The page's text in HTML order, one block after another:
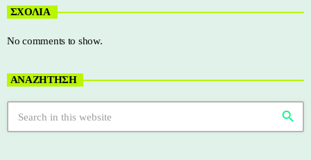
ΣΧΟΛΙΑ
No comments to show.
ΑΝΑΖΗΤΗΣΗ
search